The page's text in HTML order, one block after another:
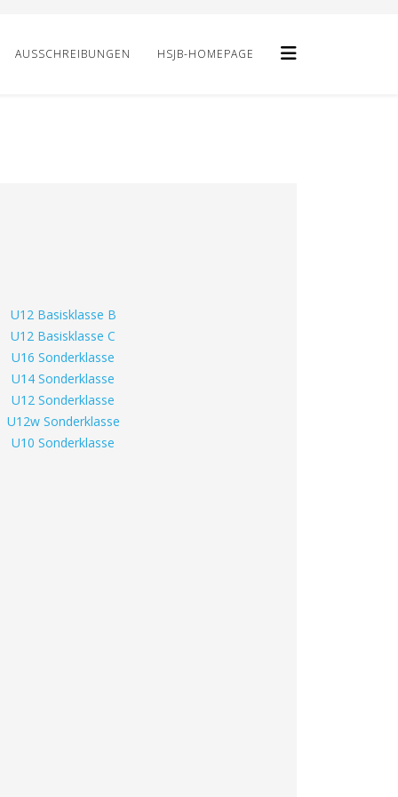
AUSSCHREIBUNGEN HSJB-HOMEPAGE
U12 Basisklasse B
U12 Basisklasse C
U16 Sonderklasse
U14 Sonderklasse
U12 Sonderklasse
U12w Sonderklasse
U10 Sonderklasse